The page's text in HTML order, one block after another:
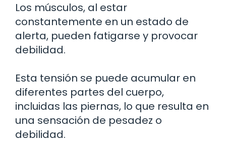
Los músculos, al estar
constantemente en un estado de
alerta, pueden fatigarse y provocar
debilidad.
Esta tensión se puede acumular en
diferentes partes del cuerpo,
incluidas las piernas, lo que resulta en
una sensación de pesadez o
debilidad.